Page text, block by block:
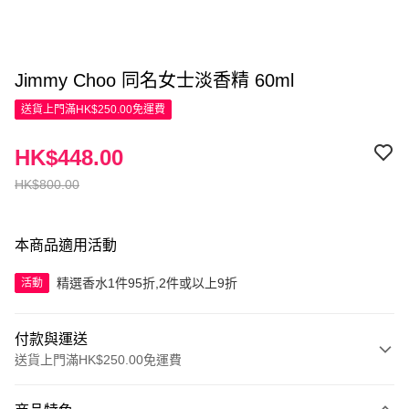
Jimmy Choo 同名女士淡香精 60ml
送貨上門滿HK$250.00免運費
HK$800.00
HK$448.00
本商品適用活動
活動 精選香水1件95折,2件或以上9折
付款與運送
送貨上門滿HK$250.00免運費